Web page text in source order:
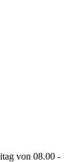
von 08.00 -